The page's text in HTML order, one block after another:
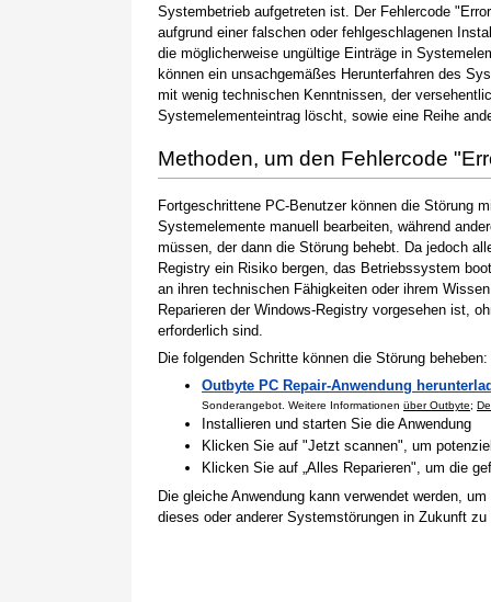
Systembetrieb aufgetreten ist. Der Fehlercode
aufgrund einer falschen oder fehlgeschlagenen
die möglicherweise ungültige Einträge in
können ein unsachgemäßes Herunterfahren des
mit wenig technischen Kenntnissen, der
Systemelementeintrag löscht, sowie eine Reihe
Methoden, um den Fehlercode
Fortgeschrittene PC-Benutzer können die Störung
Systemelemente manuell bearbeiten, während
müssen, der dann die Störung behebt. Da jedoch
Registry ein Risiko bergen, das Betriebssystem
an ihren technischen Fähigkeiten oder ihrem
Reparieren der Windows-Registry vorgesehen ist,
erforderlich sind.
Die folgenden Schritte können die Störung beheben:
Outbyte PC Repair-Anwendung
Sonderangebot. Weitere Informationen über Outbyte;
Installieren und starten Sie die Anwendung
Klicken Sie auf "Jetzt scannen", um
Klicken Sie auf „Alles Reparieren", um die
Die gleiche Anwendung kann verwendet werden,
dieses oder anderer Systemstörungen in Zukunft zu